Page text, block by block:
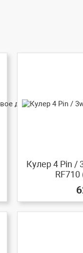
Кулер 4 Pin /
RF710